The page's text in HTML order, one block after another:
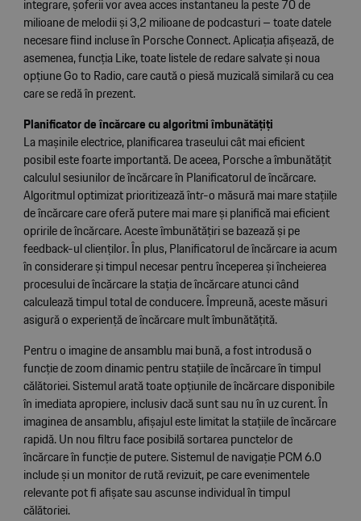
integrare, șoferii vor avea acces instantaneu la peste 70 de
milioane de melodii și 3,2 milioane de podcasturi – toate datele
necesare fiind incluse în Porsche Connect. Aplicația afișează, de
asemenea, funcția Like, toate listele de redare salvate și noua
opțiune Go to Radio, care caută o piesă muzicală similară cu cea
care se redă în prezent.
Planificator de încărcare cu algoritmi îmbunătățiți
La mașinile electrice, planificarea traseului cât mai eficient
posibil este foarte importantă. De aceea, Porsche a îmbunătățit
calculul sesiunilor de încărcare în Planificatorul de încărcare.
Algoritmul optimizat prioritizează într-o măsură mai mare stațiile
de încărcare care oferă putere mai mare și planifică mai eficient
opririle de încărcare. Aceste îmbunătățiri se bazează și pe
feedback-ul clienților. În plus, Planificatorul de încărcare ia acum
în considerare și timpul necesar pentru începerea și încheierea
procesului de încărcare la stația de încărcare atunci când
calculează timpul total de conducere. Împreună, aceste măsuri
asigură o experiență de încărcare mult îmbunătățită.
Pentru o imagine de ansamblu mai bună, a fost introdusă o
funcție de zoom dinamic pentru stațiile de încărcare în timpul
călătoriei. Sistemul arată toate opțiunile de încărcare disponibile
în imediata apropiere, inclusiv dacă sunt sau nu în uz curent. În
imaginea de ansamblu, afișajul este limitat la stațiile de încărcare
rapidă. Un nou filtru face posibilă sortarea punctelor de
încărcare în funcție de putere. Sistemul de navigație PCM 6.0
include și un monitor de rută revizuit, pe care evenimentele
relevante pot fi afișate sau ascunse individual în timpul
călătoriei.